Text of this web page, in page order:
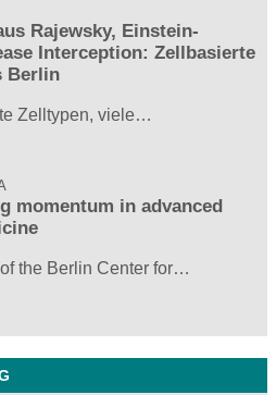
Rajewsky, Einstein-
Interception: Zellbasierte
Berlin
Zelltypen, viele…
momentum in advanced
the Berlin Center for…